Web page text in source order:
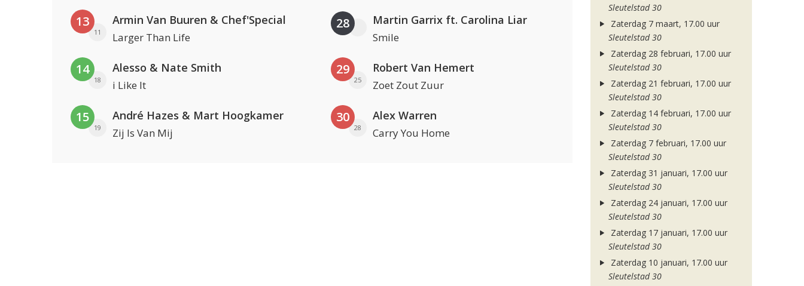
13
11
Armin Van Buuren & Chef'Special
Larger Than Life
14
18
Alesso & Nate Smith
i Like It
15
19
André Hazes & Mart Hoogkamer
Zij Is Van Mij
28 Martin Garrix ft. Carolina Liar
Smile
29
25
Robert Van Hemert
Zoet Zout Zuur
30
28
Alex Warren
Carry You Home
Sleutelstad 30
Zaterdag 7 maart, 17.00 uur
Sleutelstad 30
Zaterdag 28 februari, 17.00 uur
Sleutelstad 30
Zaterdag 21 februari, 17.00 uur
Sleutelstad 30
Zaterdag 14 februari, 17.00 uur
Sleutelstad 30
Zaterdag 7 februari, 17.00 uur
Sleutelstad 30
Zaterdag 31 januari, 17.00 uur
Sleutelstad 30
Zaterdag 24 januari, 17.00 uur
Sleutelstad 30
Zaterdag 17 januari, 17.00 uur
Sleutelstad 30
Zaterdag 10 januari, 17.00 uur
Sleutelstad 30